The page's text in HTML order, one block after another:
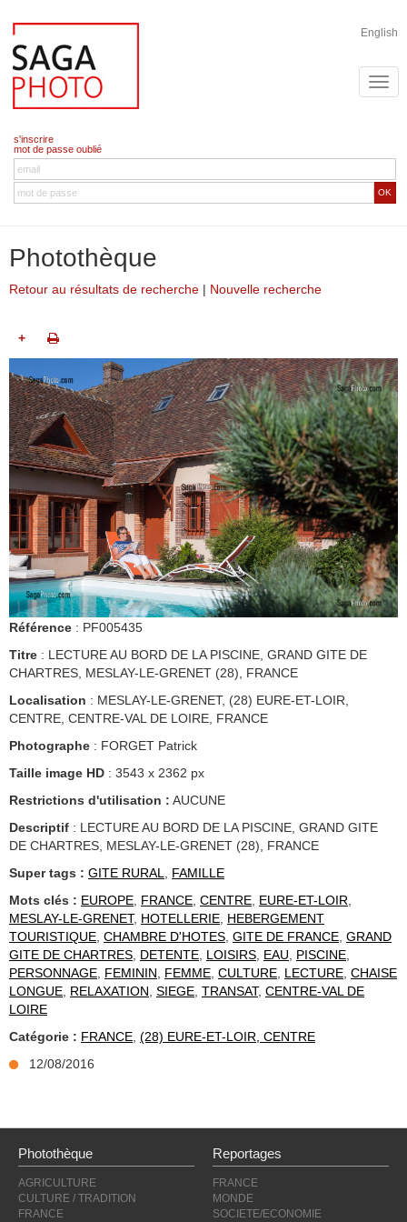
English
s'inscrire
mot de passe oublié
OK
Photothèque
Retour au résultats de recherche | Nouvelle recherche
+
Référence : PF005435
Titre : LECTURE AU BORD DE LA PISCINE, GRAND GITE DE
CHARTRES, MESLAY-LE-GRENET (28), FRANCE
Localisation : MESLAY-LE-GRENET, (28) EURE-ET-LOIR,
CENTRE, CENTRE-VAL DE LOIRE, FRANCE
Photographe : FORGET Patrick
Taille image HD : 3543 x 2362 px
Restrictions d'utilisation : AUCUNE
Descriptif : LECTURE AU BORD DE LA PISCINE, GRAND GITE
DE CHARTRES, MESLAY-LE-GRENET (28), FRANCE
Super tags : GITE RURAL, FAMILLE
Mots clés : EUROPE, FRANCE, CENTRE, EURE-ET-LOIR,
MESLAY-LE-GRENET, HOTELLERIE, HEBERGEMENT
TOURISTIQUE, CHAMBRE D'HOTES, GITE DE FRANCE, GRAND
GITE DE CHARTRES, DETENTE, LOISIRS, EAU, PISCINE,
PERSONNAGE, FEMININ, FEMME, CULTURE, LECTURE, CHAISE
LONGUE, RELAXATION, SIEGE, TRANSAT, CENTRE-VAL DE
LOIRE
Catégorie : FRANCE, (28) EURE-ET-LOIR, CENTRE
12/08/2016
Photothèque
AGRICULTURE
CULTURE / TRADITION
FRANCE
Reportages
FRANCE
MONDE
SOCIETE/ECONOMIE